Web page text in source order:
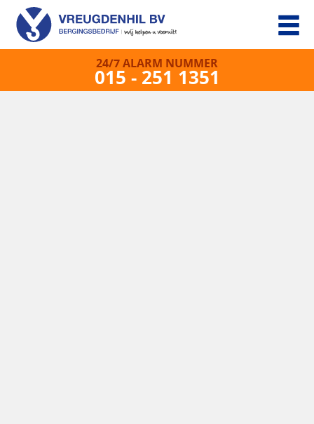
24/7 ALARM NUMMER
015 - 251 1351